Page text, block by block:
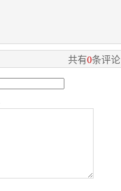
共有0条评论